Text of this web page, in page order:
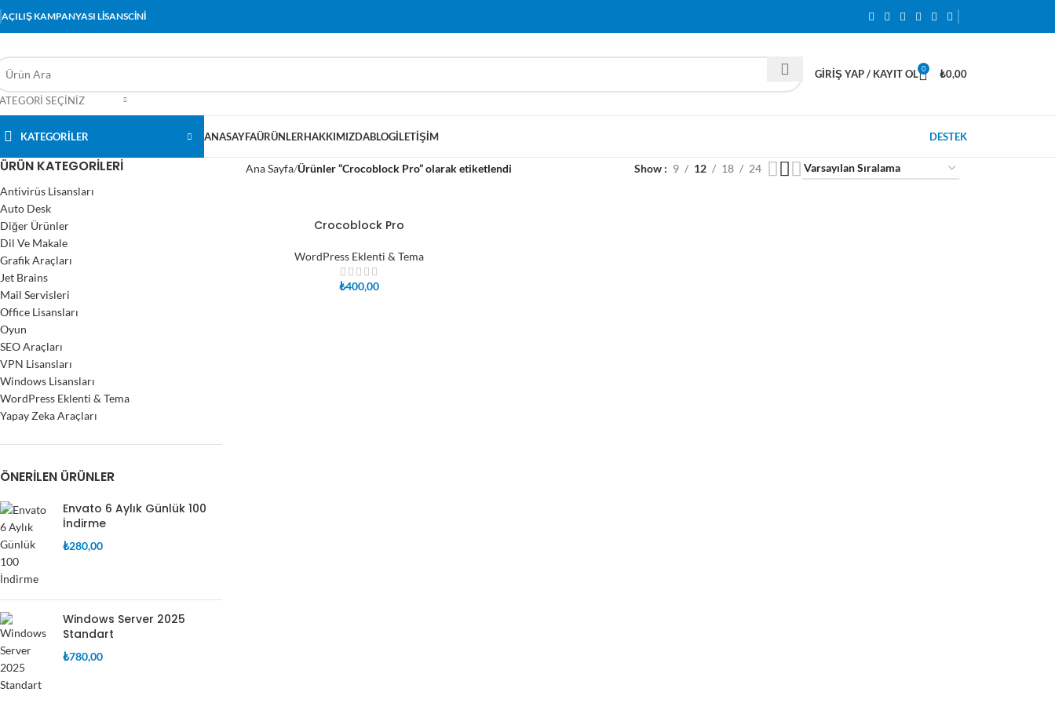
AÇILIŞ KAMPANYASI LİSANSCİNİ
SEÇINIZ
GIRIŞ YAP / KAYIT OL 0 ₺0,00
KATEGORİLER ANASAYFAÜRÜNLERHAKKIMIZDABLOGİLETIŞIM DESTEK
ÜRÜN KATEGORILERI
Antivirüs Lisansları
Auto Desk
Diğer Ürünler
Dil Ve Makale
Grafik Araçları
Jet Brains
Mail Servisleri
Office Lisansları
Oyun
SEO Araçları
VPN Lisansları
Windows Lisansları
WordPress Eklenti & Tema
Yapay Zeka Araçları
ÖNERILEN ÜRÜNLER
Envato 6 Aylık Günlük 100
İndirme
₺280,00
Windows Server 2025
Standart
₺780,00
Ana Sayfa Ürünler “Crocoblock Pro” olarak etiketlendi Show 9 12 18 24
Crocoblock Pro
WordPress Eklenti & Tema
₺400,00